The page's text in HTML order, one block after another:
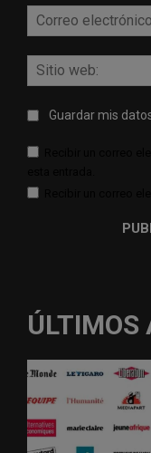
Guardar mis
ÚLTIMOS